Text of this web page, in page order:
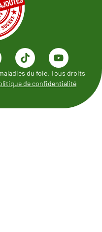
du foie. Tous droits
de confidentialité